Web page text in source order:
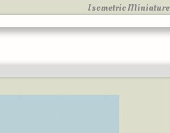
Isometric Miniature